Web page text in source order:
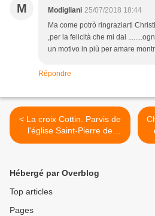
M Modigliani 25/07/2018 18:44
Ma come potrò ringraziarti
,per la felicità che mi dai
un motivo in più per amare
Répondre
< La croix Cottin. Parvis de
l'église Saint-Pierre de
Montmartre. Philippe Cottin.
Hébergé par Overblog
Top articles
Pages